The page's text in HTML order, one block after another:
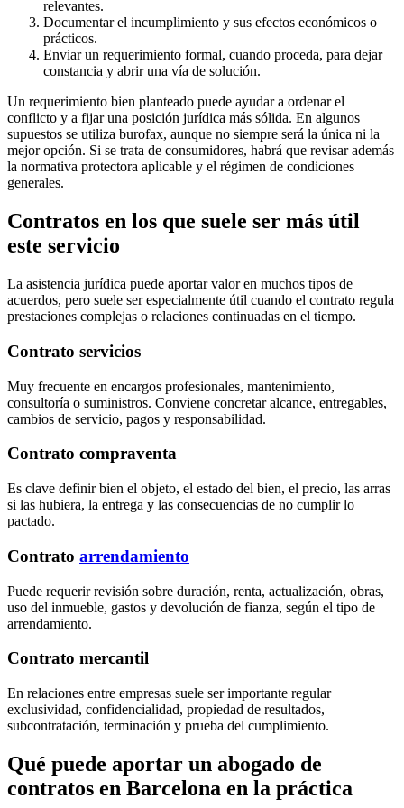
relevantes.
Documentar el incumplimiento y sus efectos económicos o
prácticos.
Enviar un requerimiento formal, cuando proceda, para dejar
constancia y abrir una vía de solución.
Un requerimiento bien planteado puede ayudar a ordenar el
conflicto y a fijar una posición jurídica más sólida. En algunos
supuestos se utiliza burofax, aunque no siempre será la única ni la
mejor opción. Si se trata de consumidores, habrá que revisar además
la normativa protectora aplicable y el régimen de condiciones
generales.
Contratos en los que suele ser más útil
este servicio
La asistencia jurídica puede aportar valor en muchos tipos de
acuerdos, pero suele ser especialmente útil cuando el contrato regula
prestaciones complejas o relaciones continuadas en el tiempo.
Contrato servicios
Muy frecuente en encargos profesionales, mantenimiento,
consultoría o suministros. Conviene concretar alcance, entregables,
cambios de servicio, pagos y responsabilidad.
Contrato compraventa
Es clave definir bien el objeto, el estado del bien, el precio, las arras
si las hubiera, la entrega y las consecuencias de no cumplir lo
pactado.
Contrato arrendamiento
Puede requerir revisión sobre duración, renta, actualización, obras,
uso del inmueble, gastos y devolución de fianza, según el tipo de
arrendamiento.
Contrato mercantil
En relaciones entre empresas suele ser importante regular
exclusividad, confidencialidad, propiedad de resultados,
subcontratación, terminación y prueba del cumplimiento.
Qué puede aportar un abogado de
contratos en Barcelona en la práctica